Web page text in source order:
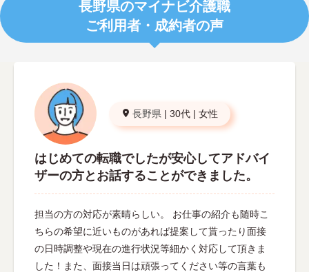
長野県のマイナビ介護職
ご利用者・成約者の声
長野県 | 30代 | 女性
はじめての転職でしたが安心してアドバイ
ザーの方とお話することができました。
担当の方の対応が素晴らしい。 お仕事の紹介も随時こ
ちらの希望に近いものがあれば提案して貰ったり面接
の日時調整や現在の進行状況等細かく対応して頂きま
した！また、面接当日は頑張ってください等の言葉も